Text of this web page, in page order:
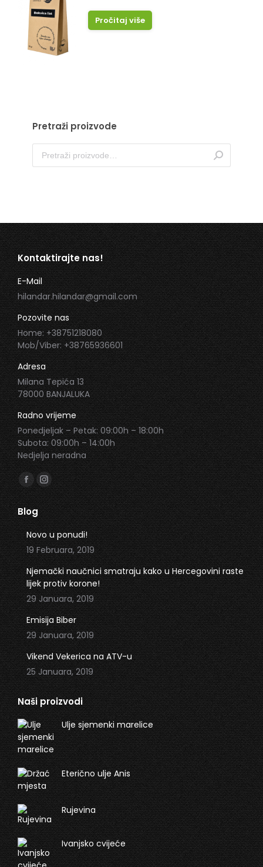
Pročitaj više
Pretraži proizvode
Kontaktirajte nas!
E-Mail
hilandar.hilandar@gmail.com
Pozovite nas
Home: +38751218080
Mob/Viber: +38765936601
Adresa
Milana Tepića 13
78000 BANJALUKA
Radno vrijeme
Ponedjeljak – Petak: 09:00h – 18:00h
Subota: 09:00h – 14:00h
Nedjelja neradna
Find us on:
Facebook
page
opens
in
new
window
Instagram
page
opens
in
new
window
Blog
Novo u ponudi!
19 Februara, 2019
Njemački naučnici smatraju kako u Hercegovini raste
lijek protiv korone!
29 Januara, 2019
Emisija Biber
29 Januara, 2019
Vikend Vekerica na ATV-u
25 Januara, 2019
Naši proizvodi
Ulje sjemenki marelice
Eterično ulje Anis
Rujevina
Ivanjsko cvijeće